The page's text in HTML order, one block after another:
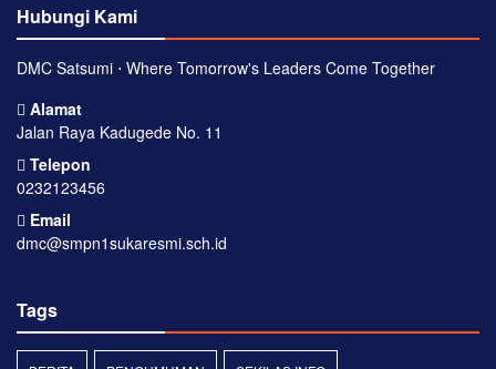
Hubungi Kami
DMC Satsumi ⋅ Where Tomorrow's Leaders Come Together
Alamat
Jalan Raya Kadugede No. 11
Telepon
0232123456
Email
dmc@smpn1sukaresmi.sch.id
Tags